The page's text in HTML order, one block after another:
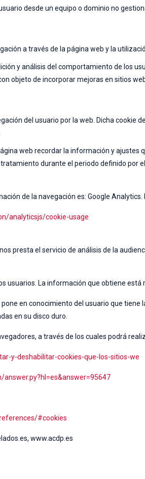
desde un equipo o dominio no
a través de la página web y la
y análisis del comportamiento de los
objeto de incorporar mejoras en sitios
del usuario por la web. Dicha
web recordar la información y
durante el periodo definido por
de la navegación es: Google
analyticsjs/cookie-usage
presta el servicio de análisis de la
usuarios. La información que obtiene está
pone en conocimiento del usuario que
en su disco duro.
a través de los cuales podrá
y-deshabilitar-cookies-que-los-sitios-we
#cookies
www.acdp.es